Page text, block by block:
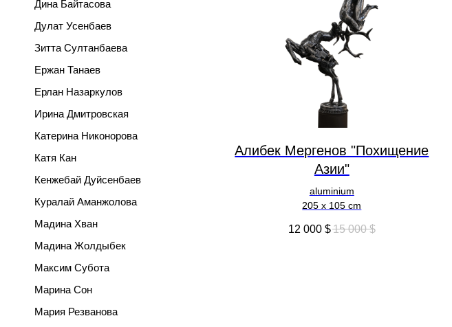
Дина Байтасова
Дулат Усенбаев
Зитта Султанбаева
Ержан Танаев
Ерлан Назаркулов
Ирина Дмитровская
Катерина Никонорова
Катя Кан
Кенжебай Дуйсенбаев
Куралай Аманжолова
Мадина Хван
Мадина Жолдыбек
Максим Субота
Марина Сон
Мария Резванова
Алибек Мергенов "Похищение
Азии"
aluminium
205 x 105 cm
12 000 $15 000 $